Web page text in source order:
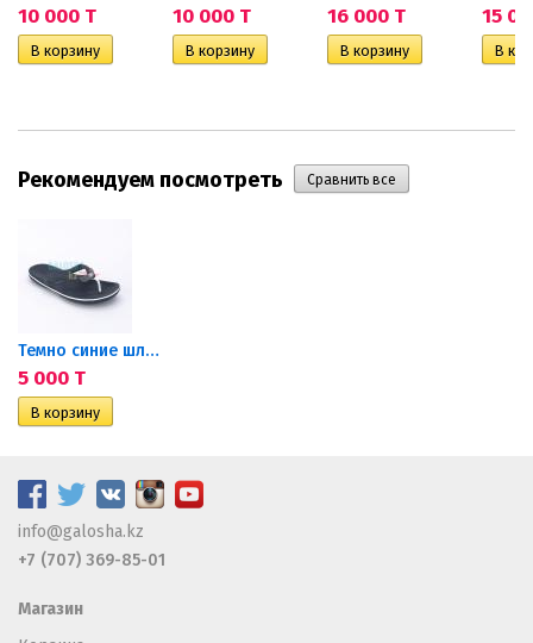
10 000 T 10 000 T 16 000 T 15
Рекомендуем посмотреть
Темно синие шлепанцы CROCS...
5 000 T
info@galosha.kz
+7 (707) 369-85-01
Магазин